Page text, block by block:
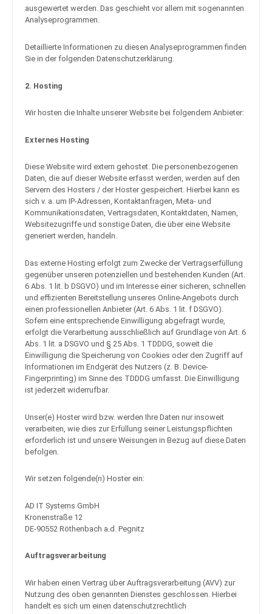
ausgewertet werden. Das geschieht vor allem mit sogenannten
Analyseprogrammen.
Detaillierte Informationen zu diesen Analyseprogrammen finden
Sie in der folgenden Datenschutzerklärung.
2. Hosting
Wir hosten die Inhalte unserer Website bei folgendem Anbieter:
Externes Hosting
Diese Website wird extern gehostet. Die personenbezogenen
Daten, die auf dieser Website erfasst werden, werden auf den
Servern des Hosters / der Hoster gespeichert. Hierbei kann es
sich v. a. um IP-Adressen, Kontaktanfragen, Meta- und
Kommunikationsdaten, Vertragsdaten, Kontaktdaten, Namen,
Websitezugriffe und sonstige Daten, die über eine Website
generiert werden, handeln.
Das externe Hosting erfolgt zum Zwecke der Vertragserfüllung
gegenüber unseren potenziellen und bestehenden Kunden (Art.
6 Abs. 1 lit. b DSGVO) und im Interesse einer sicheren, schnellen
und effizienten Bereitstellung unseres Online-Angebots durch
einen professionellen Anbieter (Art. 6 Abs. 1 lit. f DSGVO).
Sofern eine entsprechende Einwilligung abgefragt wurde,
erfolgt die Verarbeitung ausschließlich auf Grundlage von Art. 6
Abs. 1 lit. a DSGVO und § 25 Abs. 1 TDDDG, soweit die
Einwilligung die Speicherung von Cookies oder den Zugriff auf
Informationen im Endgerät des Nutzers (z. B. Device-
Fingerprinting) im Sinne des TDDDG umfasst. Die Einwilligung
ist jederzeit widerrufbar.
Unser(e) Hoster wird bzw. werden Ihre Daten nur insoweit
verarbeiten, wie dies zur Erfüllung seiner Leistungspflichten
erforderlich ist und unsere Weisungen in Bezug auf diese Daten
befolgen.
Wir setzen folgende(n) Hoster ein:
AD IT Systems GmbH
Kronenstraße 12
DE-90552 Röthenbach a.d. Pegnitz
Auftragsverarbeitung
Wir haben einen Vertrag über Auftragsverarbeitung (AVV) zur
Nutzung des oben genannten Dienstes geschlossen. Hierbei
handelt es sich um einen datenschutzrechtlich